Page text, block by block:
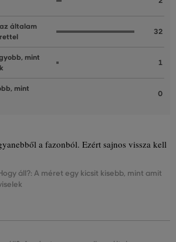
általam
32
mint
1
mint
0
a fazonból. Ezért sajnos vissza kell
áll?: A méret egy kicsit kisebb, mint amit